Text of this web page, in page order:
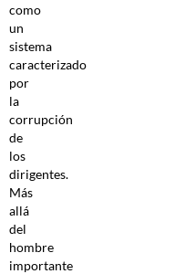
como
un
sistema
caracterizado
por
la
corrupción
de
los
dirigentes.
Más
allá
del
hombre
importante